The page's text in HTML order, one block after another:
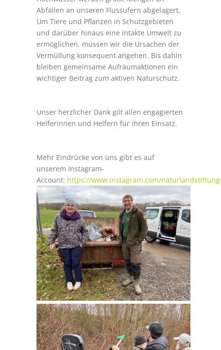
Abfällen an unseren Flussufern abgelagert.
Um Tiere und Pflanzen in Schutzgebieten
und darüber hinaus eine intakte Umwelt zu
ermöglichen, müssen wir die Ursachen der
Vermüllung konsequent angehen. Bis dahin
bleiben gemeinsame Aufräumaktionen ein
wichtiger Beitrag zum aktiven Naturschutz.
Unser herzlicher Dank gilt allen engagierten
Helferinnen und Helfern für ihren Einsatz.
Mehr Eindrücke von uns gibt es auf
unserem Instagram-
Account: https://www.instagram.com/